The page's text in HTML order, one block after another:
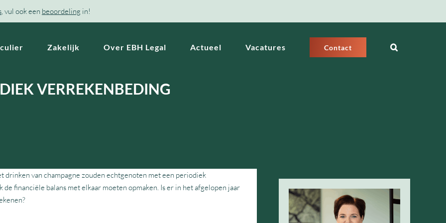
Zakelijk Over EBH Legal Actueel Vacatures Contact
VERREKENBEDING
van champagne zouden echtgenoten met een periodiek
financiële balans met elkaar moeten opmaken. Is er in het afgelopen jaar
, vul ook een beoordeling in!